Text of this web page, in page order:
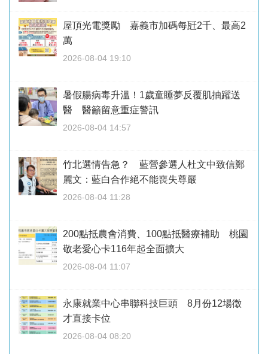
屋頂光電獎勵 嘉義市加碼每瓩2千、最高2
萬
2026-08-04 19:10
暑假腸病毒升溫！1歲童睡夢反覆肌抽躍送
醫 醫籲留意重症警訊
2026-08-04 14:57
竹北選情告急？ 藍營參選人杜文中致信鄭
麗文：藍白合作絕不能喪失尊嚴
2026-08-04 11:28
200點抵農會消費、100點抵醫療補助 桃園
敬老愛心卡116年起全面擴大
2026-08-04 11:07
永康就業中心串聯科技巨頭 8月份12場徵
才直接卡位
2026-08-04 08:20